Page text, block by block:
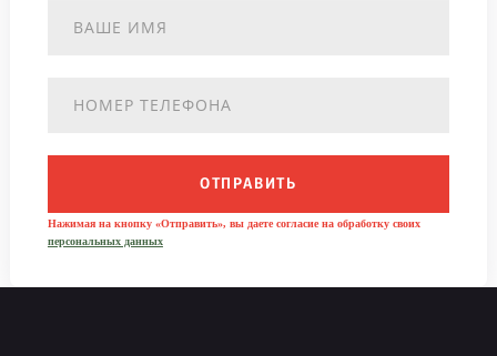
ОТПРАВИТЬ
Нажимая на кнопку «Отправить», вы даете согласие на обработку своих
персональных данных